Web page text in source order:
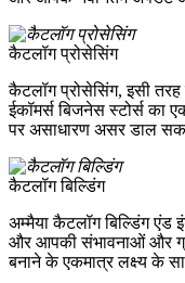
कैटलॉग प्रोसेसिंग
कैटलॉग प्रोसेसिंग, इसी
ईकॉमर्स बिजनेस स्टोर्स का
पर असाधारण असर डाल
कैटलॉग बिल्डिंग
अम्मैया कैटलॉग बिल्डिंग एंड
और आपकी संभावनाओं और
बनाने के एकमात्र लक्ष्य के